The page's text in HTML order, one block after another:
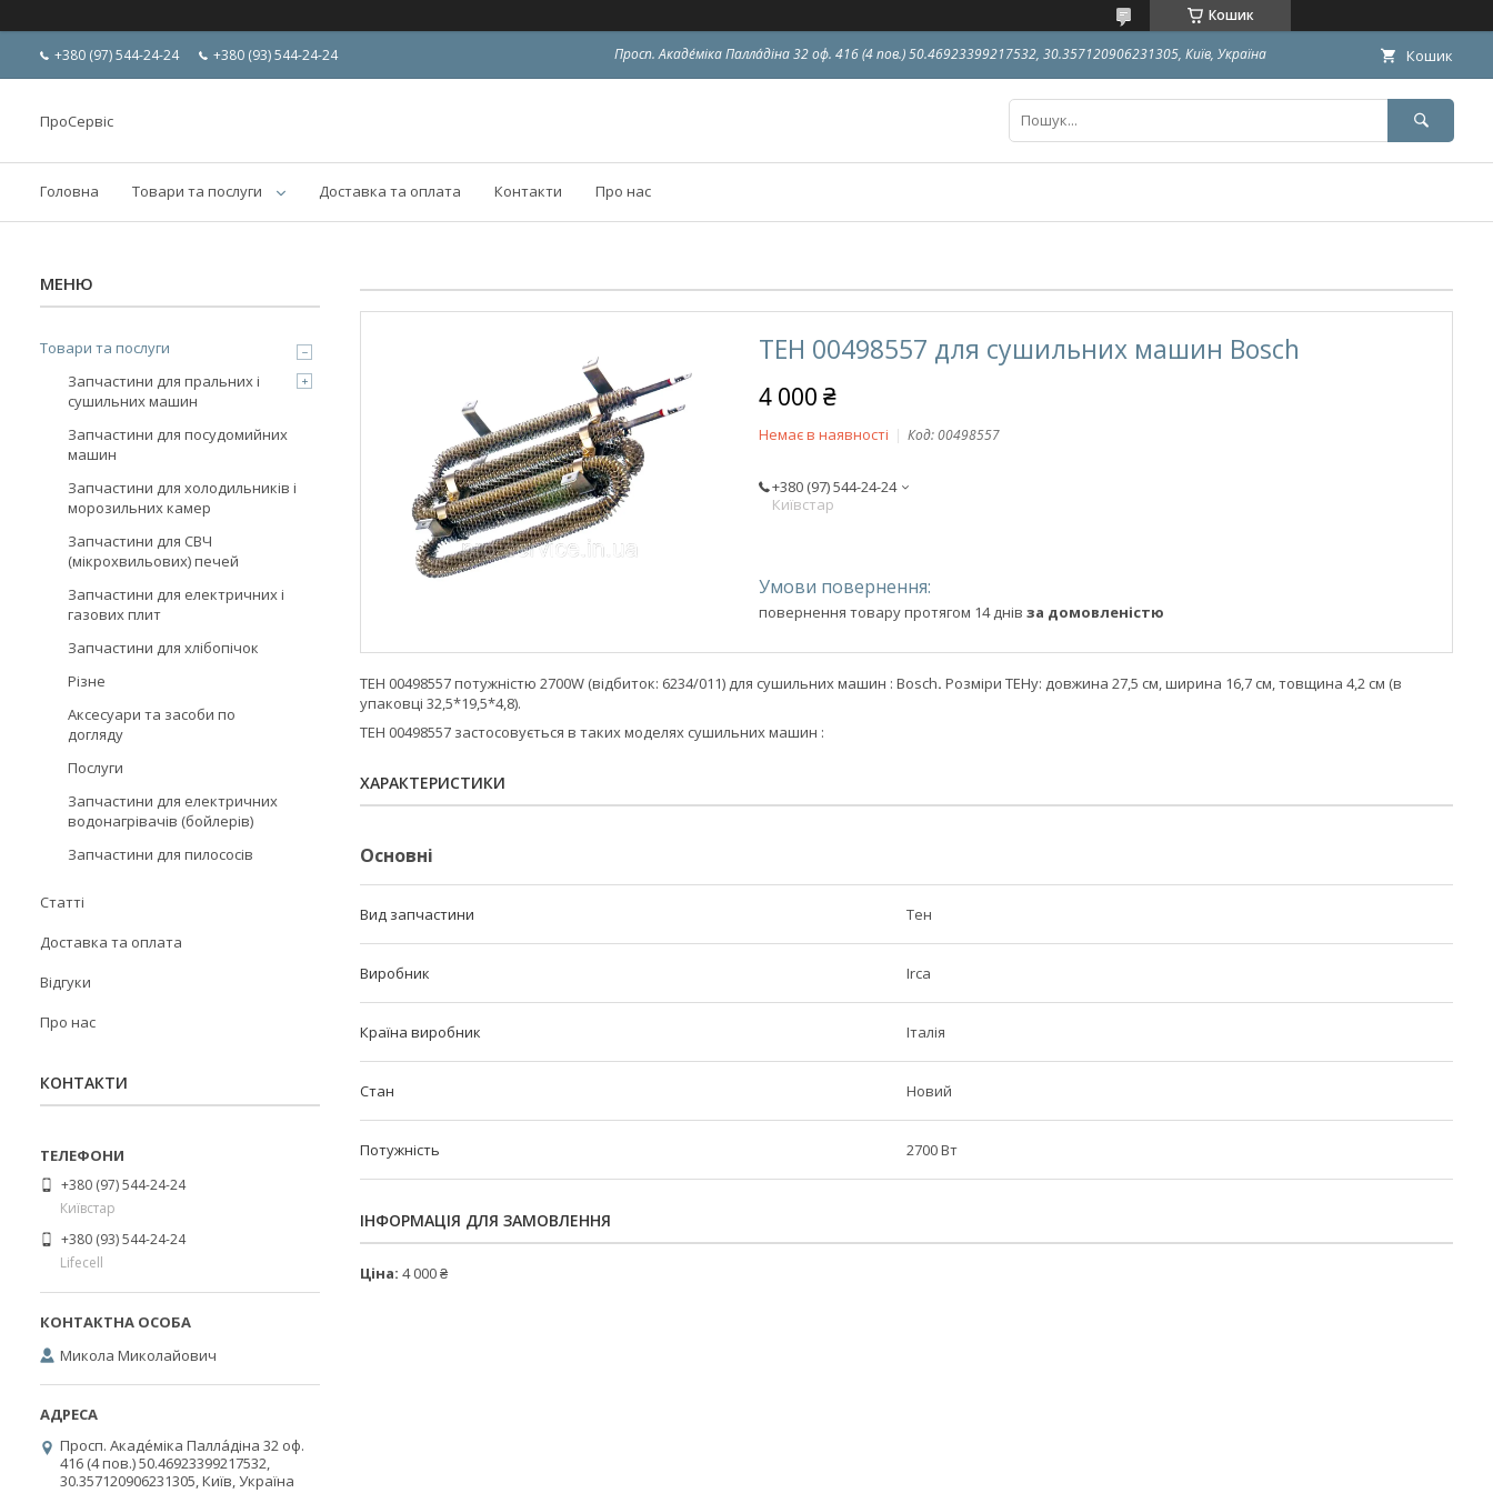
Кошик
+380 (97) 544-24-24 +380 (93) 544-24-24 Просп. Акаде́міка Палла́діна 32 оф. 416 (4 пов.) 50.46923399217532, 30.357120906231305, Київ, Україна Кошик
ПроСервіс
Головна Товари та послуги Доставка та оплата Контакти Про нас
ТЕН 00498557 для сушильних машин Bosch
4 000 ₴
Немає в наявності Код:00498557
+380 (97) 544-24-24
Київстар
повернення товару протягом 14 днів за домовленістю
ТЕН 00498557 потужністю 2700W (відбиток: 6234/011) для сушильних машин : Bosch. Розміри ТЕНу: довжина 27,5 см, ширина 16,7 см, товщина 4,2 см (в
упаковці 32,5*19,5*4,8).
ТЕН 00498557 застосовується в таких моделях сушильних машин :
ХАРАКТЕРИСТИКИ
Основні
Вид запчастини Тен
Виробник Irca
Країна виробник Італія
Стан Новий
Потужність 2700 Вт
ІНФОРМАЦІЯ ДЛЯ ЗАМОВЛЕННЯ
Ціна: 4 000 ₴
Товари та послуги
Запчастини для пральних і
сушильних машин
Запчастини для посудомийних
машин
Запчастини для холодильників і
морозильних камер
Запчастини для СВЧ
(мікрохвильових) печей
Запчастини для електричних і
газових плит
Запчастини для хлібопічок
Різне
Аксесуари та засоби по
догляду
Послуги
Запчастини для електричних
водонагрівачів (бойлерів)
Запчастини для пилососів
Статті
Доставка та оплата
Відгуки
Про нас
КОНТАКТИ
+380 (97) 544-24-24
Київстар
+380 (93) 544-24-24
Lifecell
Микола Миколайович
Просп. Акаде́міка Палла́діна 32 оф.
416 (4 пов.) 50.46923399217532,
30.357120906231305, Київ, Україна